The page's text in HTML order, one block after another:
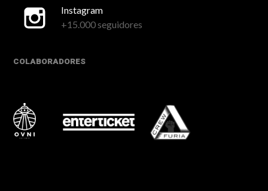
Instagram
+15.000 seguidores
COLABORADORES